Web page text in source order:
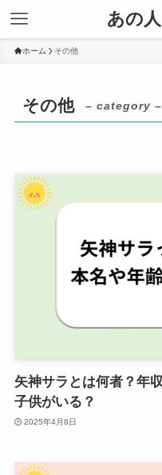
あの
ホーム その他
その他 – category –
矢神サラとは何者？年
子供がいる？
2025年4月8日